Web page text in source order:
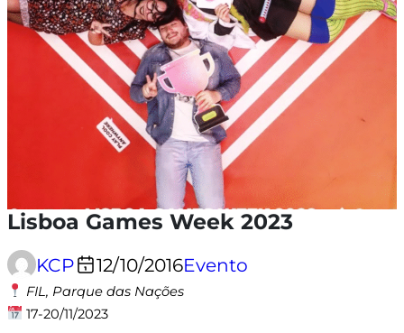
Lisboa Games Week 2023
KCP 12/10/2016Evento
FIL, Parque das Nações
17-20/11/2023